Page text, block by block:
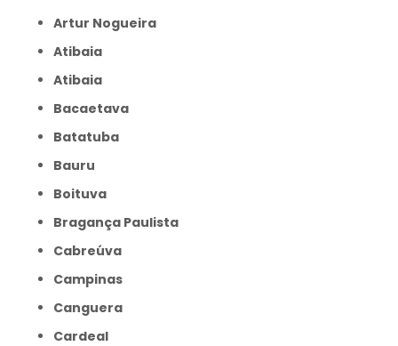
Artur Nogueira
Atibaia
Atibaia
Bacaetava
Batatuba
Bauru
Boituva
Bragança Paulista
Cabreúva
Campinas
Canguera
Cardeal